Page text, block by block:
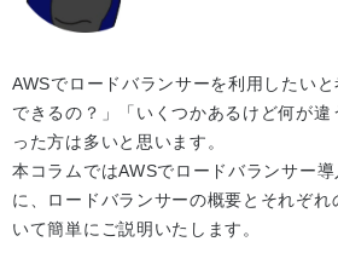
AWSでロードバランサーを利用したい
できるの？」「いくつかあるけど何が
った方は多いと思います。
本コラムではAWSでロードバランサー
に、ロードバランサーの概要とそれぞ
いて簡単にご説明いたします。